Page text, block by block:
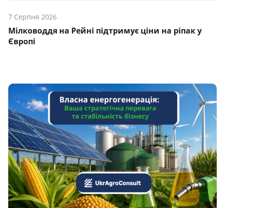
7 Серпня 2026
Мілководдя на Рейні підтримує ціни на ріпак у
Європі